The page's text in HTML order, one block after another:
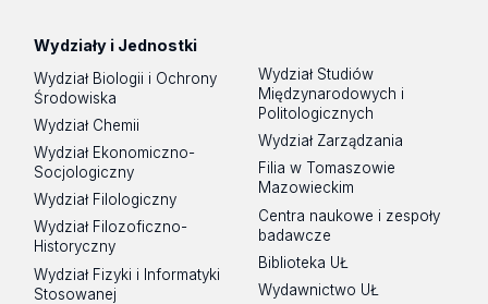
Wydziały i Jednostki
Wydział Biologii i Ochrony
Środowiska
Wydział Chemii
Wydział Ekonomiczno-
Socjologiczny
Wydział Filologiczny
Wydział Filozoficzno-
Historyczny
Wydział Fizyki i Informatyki
Stosowanej
Wydział Studiów
Międzynarodowych i
Politologicznych
Wydział Zarządzania
Filia w Tomaszowie
Mazowieckim
Centra naukowe i zespoły
badawcze
Biblioteka UŁ
Wydawnictwo UŁ